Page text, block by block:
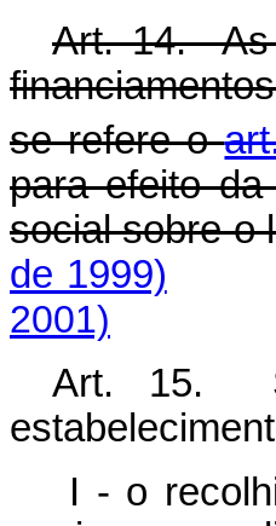
Art. 14. As
se refere o
para efeito
social sobre o
de 1999)
2001)
Art. 15.
I - o